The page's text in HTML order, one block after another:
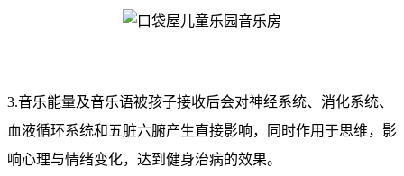
3.音乐能量及音乐语被孩子接收后会对神经系统、消化系统、
血液循环系统和五脏六腑产生直接影响，同时作用于思维，影
响心理与情绪变化，达到健身治病的效果。